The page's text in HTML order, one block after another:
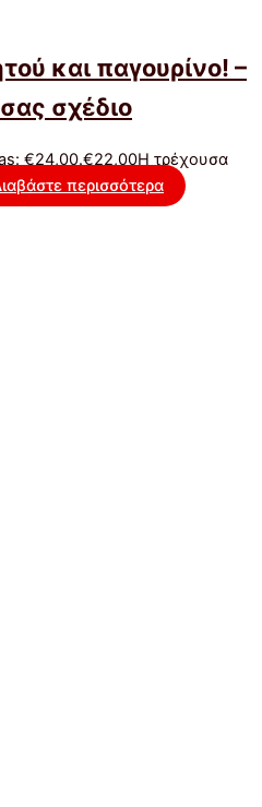
και παγουρίνο! –
σχέδιο
€24,00.€22,00Η τρέχουσα
περισσότερα